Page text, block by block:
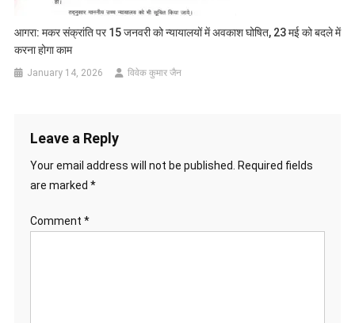
आगरा: मकर संक्रांति पर 15 जनवरी को न्यायालयों में अवकाश घोषित, 23 मई को बदले में
करना होगा काम
January 14, 2026 विवेक कुमार जैन
Leave a Reply
Your email address will not be published.
Required fields
are marked *
Comment *